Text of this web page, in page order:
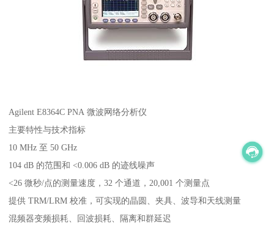
Agilent E8364C PNA 微波网络分析仪
主要特性与技术指标
10 MHz 至 50 GHz
104 dB 的范围和 <0.006 dB 的迹线噪声
<26 微秒/点的测量速度，32 个通道，20,001 个测量点
提供 TRM/LRM 校准，可实现的晶圆、夹具、波导和天线测量
混频器变频损耗、回波损耗、隔离和群延迟